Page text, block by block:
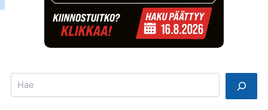
Search